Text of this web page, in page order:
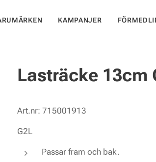
KAMPANJER
Lasträcke 13cm
Art.nr: 715001913
G2L
Passar fram och bak.